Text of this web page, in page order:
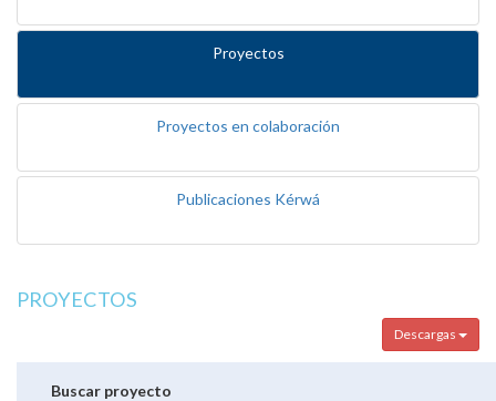
Proyectos
Proyectos en colaboración
Publicaciones Kérwá
PROYECTOS
Descargas
Buscar proyecto